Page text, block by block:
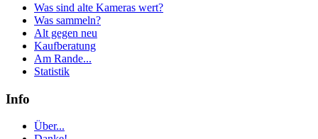
Was sind alte Kameras wert?
Was sammeln?
Alt gegen neu
Kaufberatung
Am Rande...
Statistik
Info
Über...